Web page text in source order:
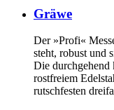
Gräwe
Der »Profi«
steht, robust und
Die durchgehend
rostfreiem
rutschfesten